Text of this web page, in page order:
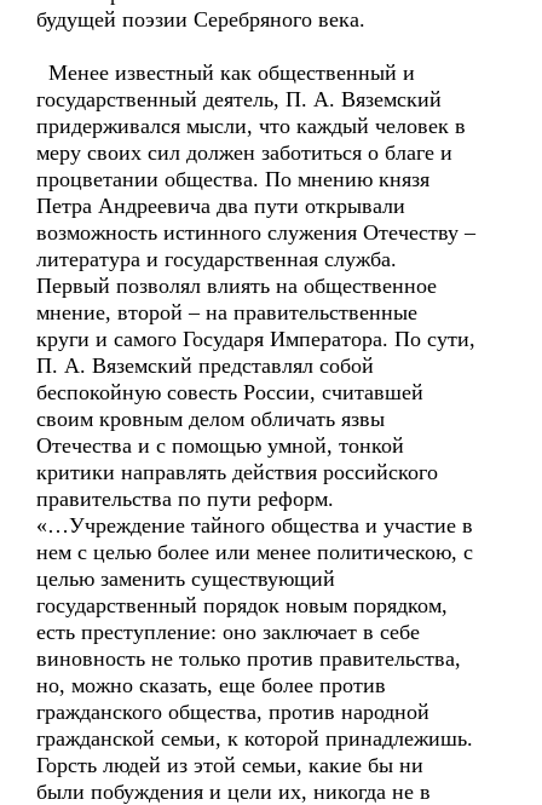
будущей поэзии Серебряного века.
Менее известный как общественный и
государственный деятель, П. А. Вяземский
придерживался мысли, что каждый человек в
меру своих сил должен заботиться о благе и
процветании общества. По мнению князя
Петра Андреевича два пути открывали
возможность истинного служения Отечеству –
литература и государственная служба.
Первый позволял влиять на общественное
мнение, второй – на правительственные
круги и самого Государя Императора. По сути,
П. А. Вяземский представлял собой
беспокойную совесть России, считавшей
своим кровным делом обличать язвы
Отечества и с помощью умной, тонкой
критики направлять действия российского
правительства по пути реформ.
«…Учреждение тайного общества и участие в
нем с целью более или менее политическою, с
целью заменить существующий
государственный порядок новым порядком,
есть преступление: оно заключает в себе
виновность не только против правительства,
но, можно сказать, еще более против
гражданского общества, против народной
гражданской семьи, к которой принадлежишь.
Горсть людей из этой семьи, какие бы ни
были побуждения и цели их, никогда не в